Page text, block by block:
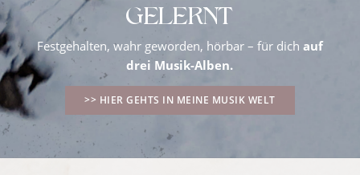
GELERNT
Festgehalten, wahr geworden, hörbar – für dich auf
drei Musik-Alben.
>> HIER GEHTS IN MEINE MUSIK WELT